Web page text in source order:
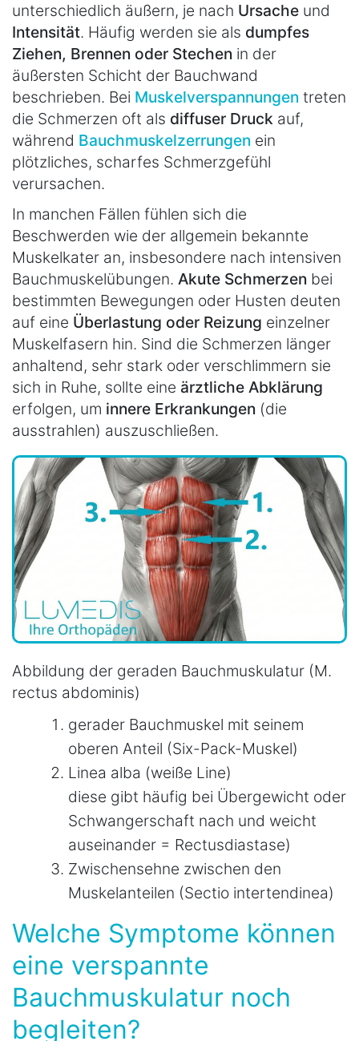
unterschiedlich äußern, je nach Ursache und
Intensität. Häufig werden sie als dumpfes
Ziehen, Brennen oder Stechen in der
äußersten Schicht der Bauchwand
beschrieben. Bei Muskelverspannungen treten
die Schmerzen oft als diffuser Druck auf,
während Bauchmuskelzerrungen ein
plötzliches, scharfes Schmerzgefühl
verursachen.
In manchen Fällen fühlen sich die
Beschwerden wie der allgemein bekannte
Muskelkater an, insbesondere nach intensiven
Bauchmuskelübungen. Akute Schmerzen bei
bestimmten Bewegungen oder Husten deuten
auf eine Überlastung oder Reizung einzelner
Muskelfasern hin. Sind die Schmerzen länger
anhaltend, sehr stark oder verschlimmern sie
sich in Ruhe, sollte eine ärztliche Abklärung
erfolgen, um innere Erkrankungen (die
ausstrahlen) auszuschließen.
Abbildung der geraden Bauchmuskulatur (M.
rectus abdominis)
gerader Bauchmuskel mit seinem
oberen Anteil (Six-Pack-Muskel)
Linea alba (weiße Line)
diese gibt häufig bei Übergewicht oder
Schwangerschaft nach und weicht
auseinander = Rectusdiastase)
Zwischensehne zwischen den
Muskelanteilen (Sectio intertendinea)
Welche Symptome können
eine verspannte
Bauchmuskulatur noch
begleiten?